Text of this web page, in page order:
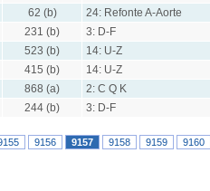
62 (b)
24: Refonte A-Aorte
231 (b)
3: D-F
523 (b)
14: U-Z
415 (b)
14: U-Z
868 (a)
2: C Q K
244 (b) 3: D-F
9156 9157 9158 9159 9160